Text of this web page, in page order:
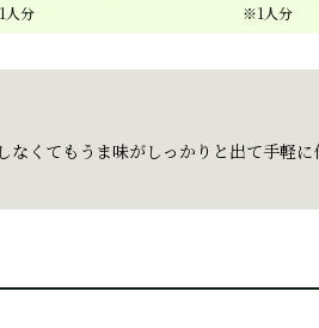
くてもうま味がしっかりと出て手軽に